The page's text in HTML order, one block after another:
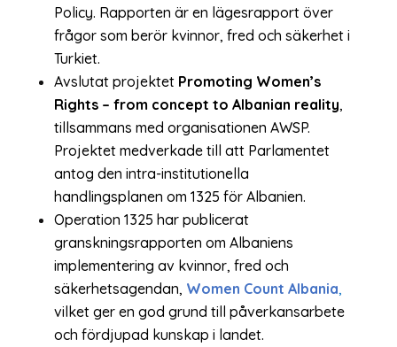
Policy. Rapporten är en lägesrapport över
frågor som berör kvinnor, fred och säkerhet i
Turkiet.
Avslutat projektetPromoting Women’s
Rights – from concept to Albanian reality,
tillsammans med organisationen AWSP.
Projektet medverkade till att Parlamentet
antog den intra-institutionella
handlingsplanen om 1325 för Albanien.
Operation 1325 har publicerat
granskningsrapporten om Albaniens
implementering av kvinnor, fred och
säkerhetsagendan, Women Count Albania,
vilket ger en god grund till påverkansarbete
och fördjupad kunskap i landet.